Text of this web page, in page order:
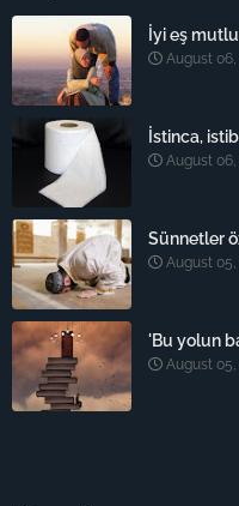
İyi eş
August 06,
İstinca,
August 06,
Sünnetler
August 05,
'Bu yolun
August 05,